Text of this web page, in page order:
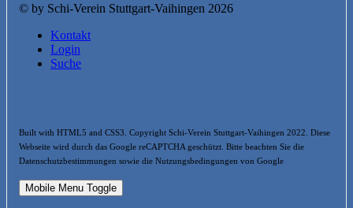
© by Schi-Verein Stuttgart-Vaihingen 2026
Kontakt
Login
Suche
Built with HTML5 and CSS3. Copyright Schi-Verein Stuttgart-Vaihingen 2022. Diese
Webseite wird durch das Google reCAPTCHA geschützt. Bitte beachten Sie die
Datenschutzbestimmungen sowie die Nutzungsbedingungen von Google
Mobile Menu Toggle